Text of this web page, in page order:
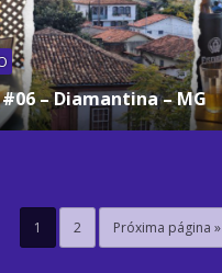
– Diamantina – MG
1 2 Próxima página »